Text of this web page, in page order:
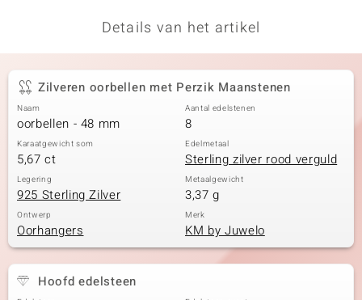
Details van het artikel
Zilveren oorbellen met Perzik Maanstenen
Naam
oorbellen - 48 mm
Aantal edelstenen
8
Karaatgewicht som
5,67 ct
Edelmetaal
Sterling zilver rood verguld
Legering
925 Sterling Zilver
Metaalgewicht
3,37 g
Ontwerp
Oorhangers
Merk
KM by Juwelo
Hoofd edelsteen